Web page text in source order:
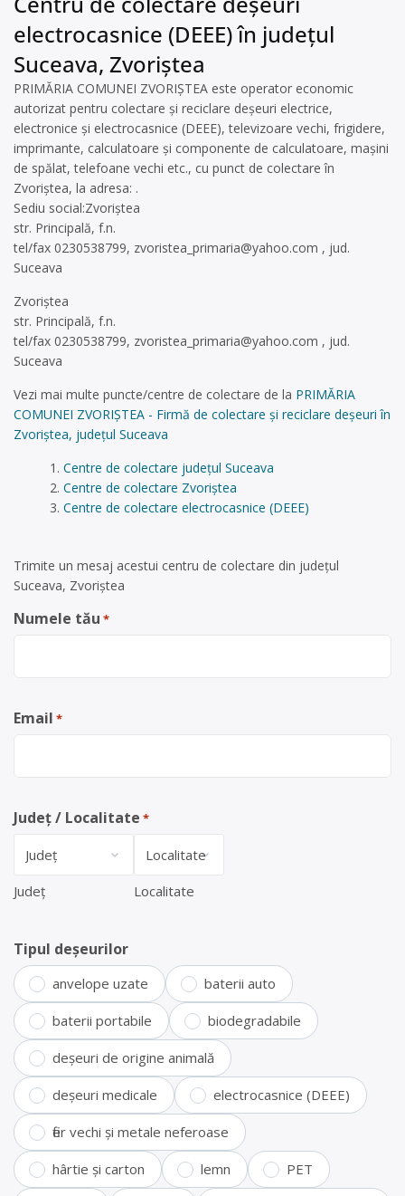
electrocasnice (DEEE) în județul
Suceava, Zvoriștea
PRIMĂRIA COMUNEI ZVORIȘTEA este operator economic
autorizat pentru colectare și reciclare deșeuri electrice,
electronice și electrocasnice (DEEE), televizoare vechi, frigidere,
imprimante, calculatoare și componente de calculatoare, mașini
de spălat, telefoane vechi etc., cu punct de colectare în
Zvoriștea, la adresa: .
Sediu social:Zvoriștea
str. Principală, f.n.
tel/fax 0230538799, zvoristea_primaria@yahoo.com , jud.
Suceava
Zvoriștea
str. Principală, f.n.
tel/fax 0230538799, zvoristea_primaria@yahoo.com , jud.
Suceava
Vezi mai multe puncte/centre de colectare de la PRIMĂRIA
COMUNEI ZVORIȘTEA - Firmă de colectare și reciclare deșeuri în
Zvoriștea, județul Suceava
Centre de colectare județul Suceava
Centre de colectare Zvoriștea
Centre de colectare electrocasnice (DEEE)
Trimite un mesaj acestui centru de colectare din județul
Suceava, Zvoriștea
Numele tău *
Email *
Județ / Localitate *
Județ Localitate
Tipul deșeurilor
anvelope uzate baterii auto
baterii portabile biodegradabile
deșeuri de origine animală
deșeuri medicale electrocasnice (DEEE)
fier vechi și metale neferoase
hârtie și carton lemn PET